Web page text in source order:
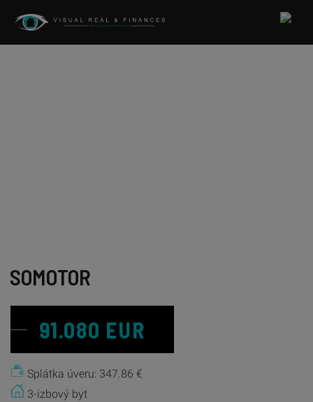
SOMOTOR
91.080 EUR
Splátka úveru: 347.86 €
3-izbový byt